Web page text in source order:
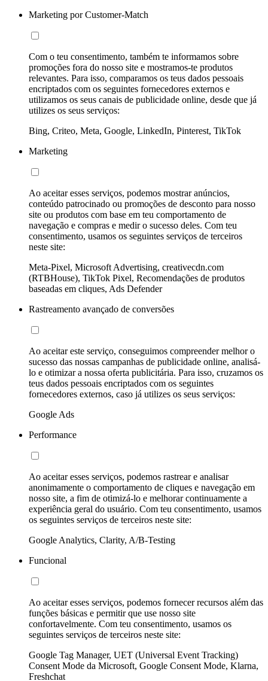
Marketing por Customer-Match
Com o teu consentimento, também te informamos sobre
promoções fora do nosso site e mostramos-te produtos
relevantes. Para isso, comparamos os teus dados pessoais
encriptados com os seguintes fornecedores externos e
utilizamos os seus canais de publicidade online, desde que já
utilizes os seus serviços:
Bing, Criteo, Meta, Google, LinkedIn, Pinterest, TikTok
Marketing
Ao aceitar esses serviços, podemos mostrar anúncios,
conteúdo patrocinado ou promoções de desconto para nosso
site ou produtos com base em teu comportamento de
navegação e compras e medir o sucesso deles. Com teu
consentimento, usamos os seguintes serviços de terceiros
neste site:
Meta-Pixel, Microsoft Advertising, creativecdn.com
(RTBHouse), TikTok Pixel, Recomendações de produtos
baseadas em cliques, Ads Defender
Rastreamento avançado de conversões
Ao aceitar este serviço, conseguimos compreender melhor o
sucesso das nossas campanhas de publicidade online, analisá-
lo e otimizar a nossa oferta publicitária. Para isso, cruzamos os
teus dados pessoais encriptados com os seguintes
fornecedores externos, caso já utilizes os seus serviços:
Google Ads
Performance
Ao aceitar esses serviços, podemos rastrear e analisar
anonimamente o comportamento de cliques e navegação em
nosso site, a fim de otimizá-lo e melhorar continuamente a
experiência geral do usuário. Com teu consentimento, usamos
os seguintes serviços de terceiros neste site:
Google Analytics, Clarity, A/B-Testing
Funcional
Ao aceitar esses serviços, podemos fornecer recursos além das
funções básicas e permitir que use nosso site
confortavelmente. Com teu consentimento, usamos os
seguintes serviços de terceiros neste site:
Google Tag Manager, UET (Universal Event Tracking)
Consent Mode da Microsoft, Google Consent Mode, Klarna,
Freshchat